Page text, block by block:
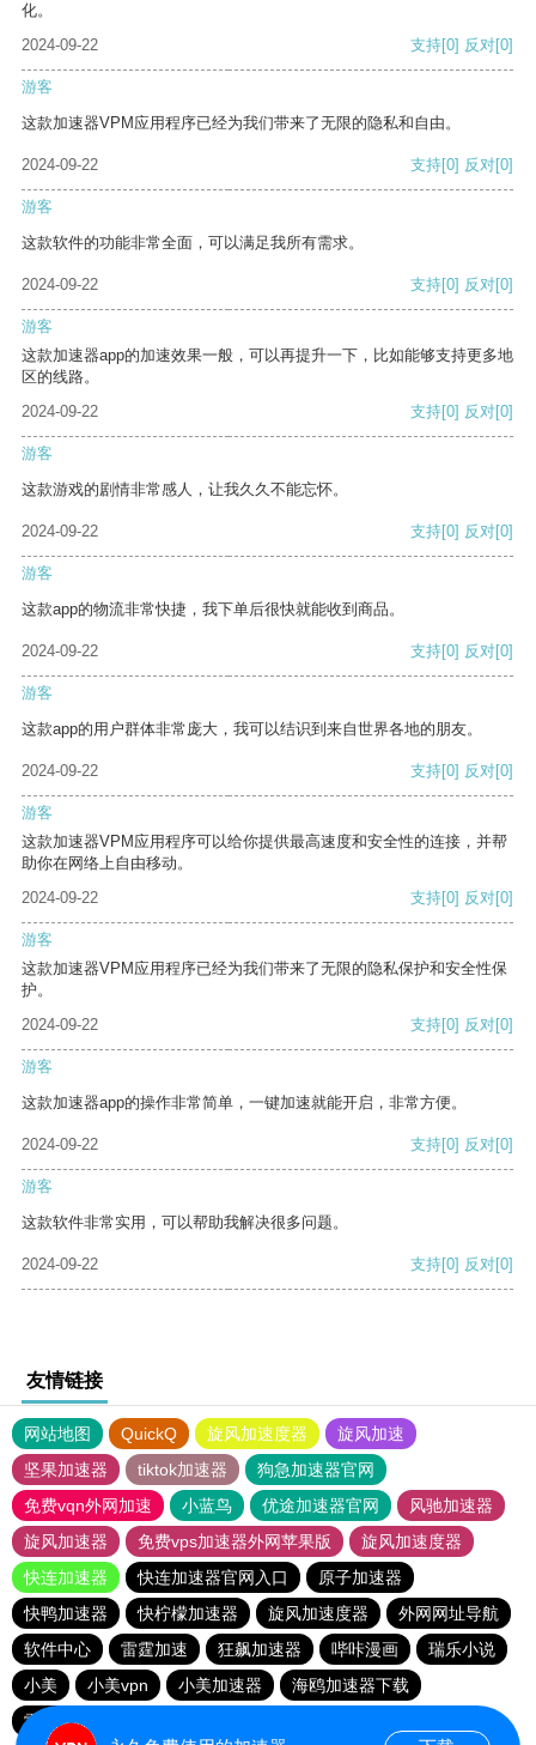
化。
2024-09-22
支持[0] 反对[0]
游客
这款加速器VPM应用程序已经为我们带来了无限的隐私和自由。
2024-09-22 支持[0] 反对[0]
游客
这款软件的功能非常全面，可以满足我所有需求。
2024-09-22 支持[0] 反对[0]
游客
这款加速器app的加速效果一般，可以再提升一下，比如能够支持更多地
区的线路。
2024-09-22
支持[0] 反对[0]
游客
这款游戏的剧情非常感人，让我久久不能忘怀。
2024-09-22 支持[0] 反对[0]
游客
这款app的物流非常快捷，我下单后很快就能收到商品。
2024-09-22 支持[0] 反对[0]
游客
这款app的用户群体非常庞大，我可以结识到来自世界各地的朋友。
2024-09-22 支持[0] 反对[0]
游客
这款加速器VPM应用程序可以给你提供最高速度和安全性的连接，并帮
助你在网络上自由移动。
2024-09-22
支持[0] 反对[0]
游客
这款加速器VPM应用程序已经为我们带来了无限的隐私保护和安全性保
护。
2024-09-22
支持[0] 反对[0]
游客
这款加速器app的操作非常简单，一键加速就能开启，非常方便。
2024-09-22 支持[0] 反对[0]
游客
这款软件非常实用，可以帮助我解决很多问题。
2024-09-22 支持[0] 反对[0]
友情链接
网站地图 QuickQ 旋风加速度器
旋风加速
坚果加速器
tiktok加速器
狗急加速器官网
免费vqn外网加速
小蓝鸟 优途加速器官网
风驰加速器
旋风加速器
免费vps加速器外网苹果版
旋风加速度器
快连加速器
快连加速器官网入口
原子加速器
快鸭加速器
快柠檬加速器 旋风加速度器
外网网址导航
软件中心
雷霆加速 狂飙加速器 哔咔漫画
瑞乐小说
小美
小美vpn 小美加速器
海鸥加速器下载
雷霆加速下载